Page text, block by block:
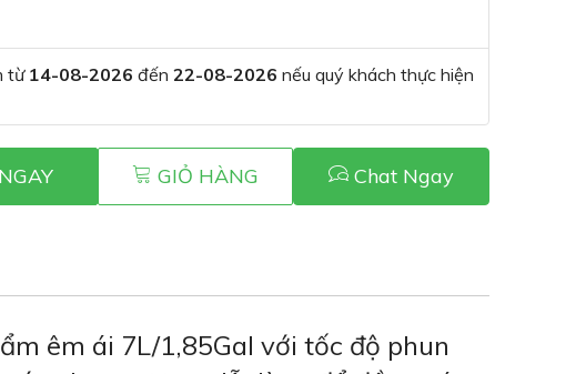
từ14-08-2026 đến 22-08-2026 nếu quý khách thực hiện
GIỎ HÀNG Chat Ngay
êm ái 7L/1,85Gal với tốc độ phun